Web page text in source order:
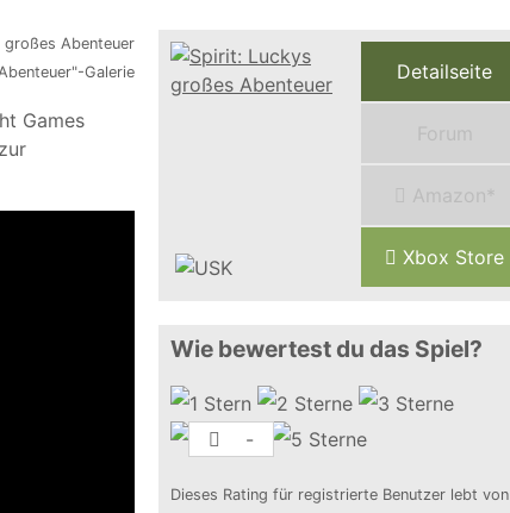
Galerie
Games
Detailseite
Forum
Amazon*
Xbox Store
Wie bewertest du das Spiel?
-
Dieses Rating für registrierte Benutzer lebt von